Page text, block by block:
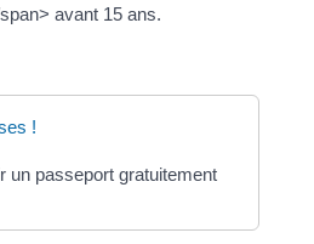
avant 15 ans.
!
un passeport gratuitement